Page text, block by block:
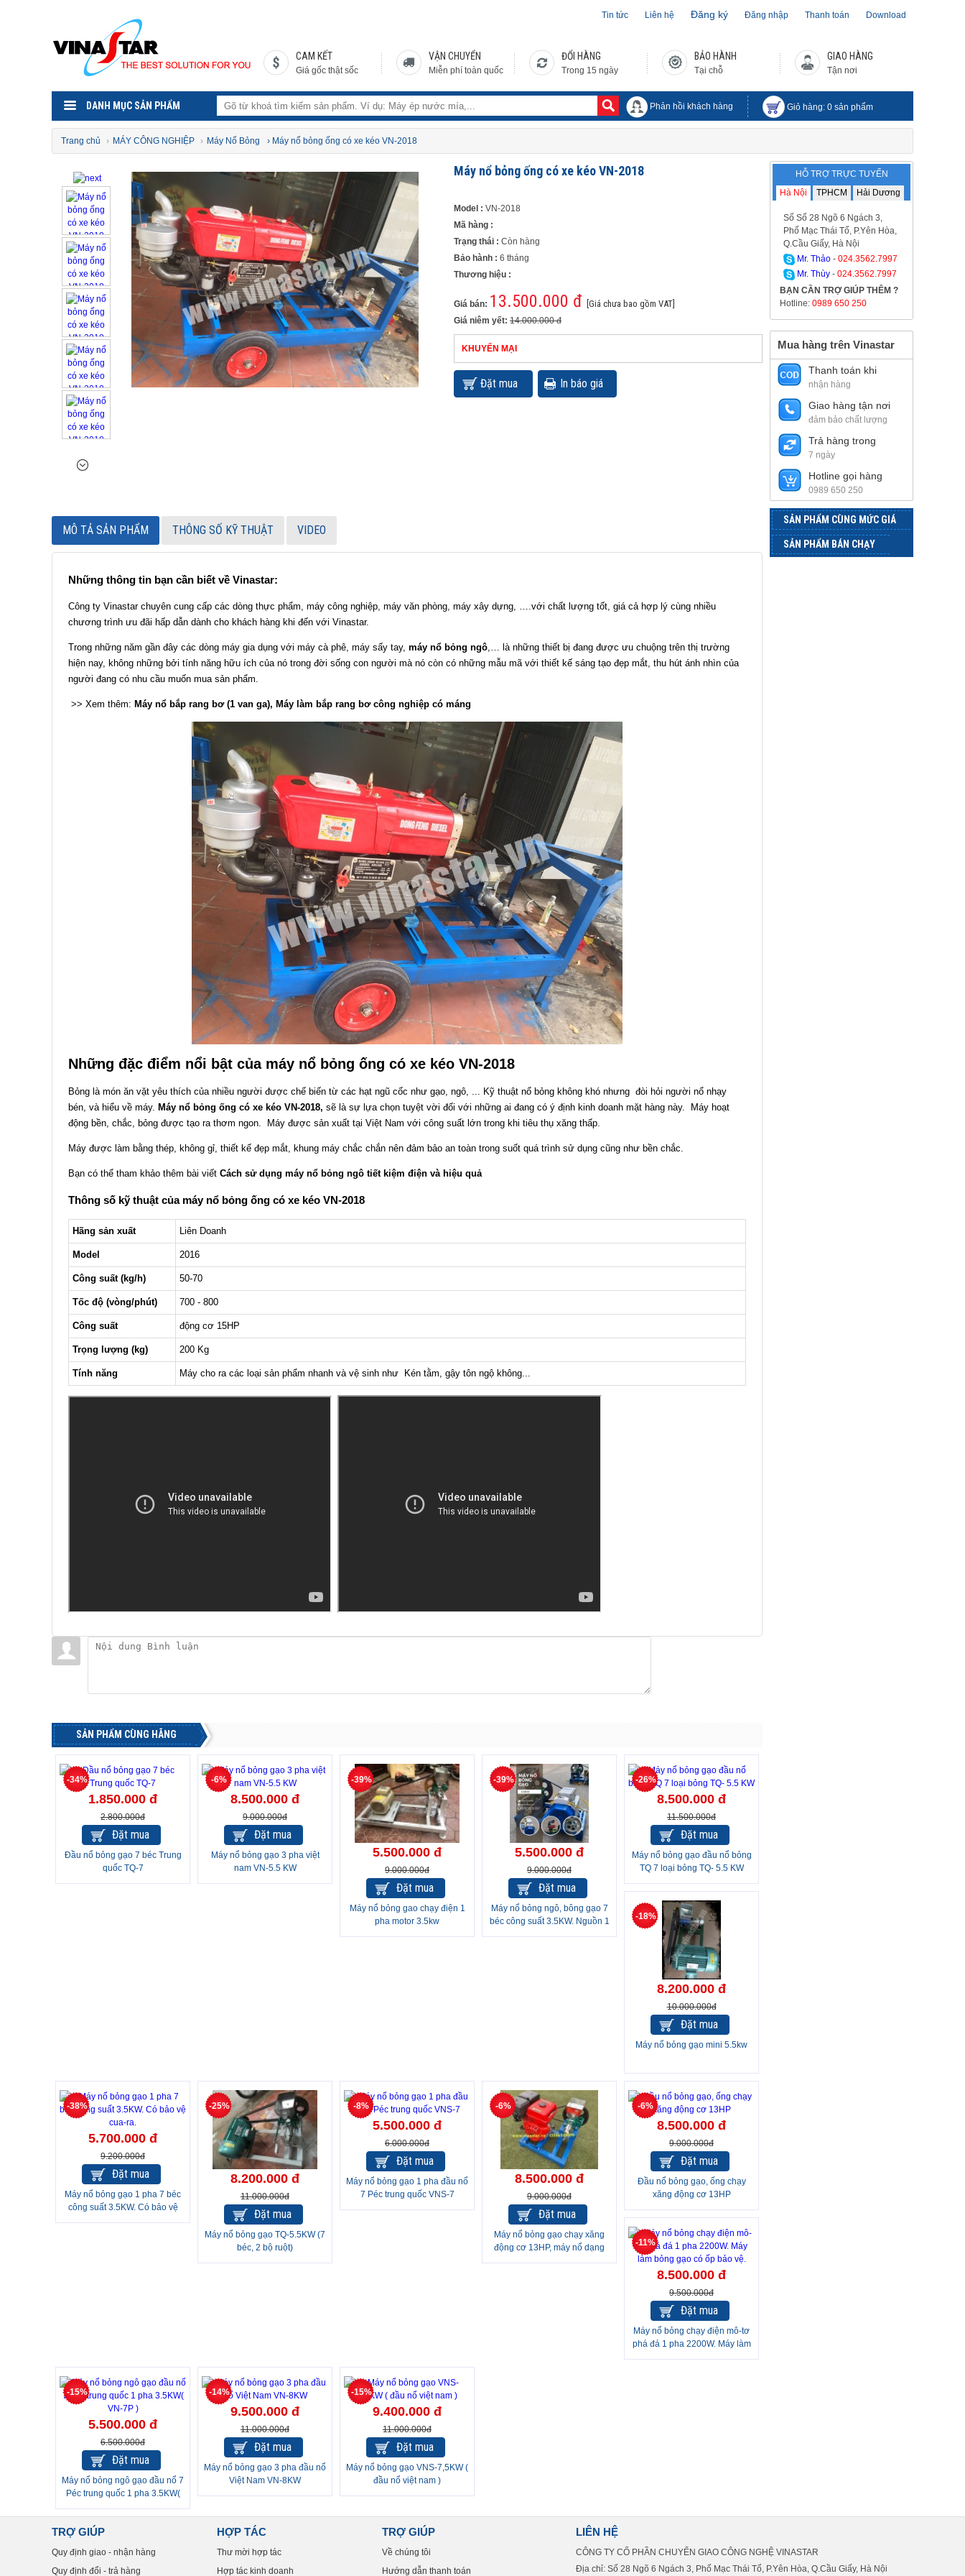
Tin tức Liên hệ Đăng ký Đăng nhập Thanh toán Download
CAM KẾT
Giá gốc thật sốc
VẬN CHUYỂN
Miễn phí toàn quốc
ĐỔI HÀNG
Trong 15 ngày
BẢO HÀNH
Tại chỗ
GIAO HÀNG
Tận nơi
DANH MỤC SẢN PHẨM Phản hồi khách hàng Giỏ hàng: 0 sản phẩm
Trang chủ › MÁY CÔNG NGHIỆP › Máy Nổ Bỏng › Máy nổ bỏng ống có xe kéo VN-2018
Máy nổ bỏng ống có xe kéo VN-2018
Model : VN-2018
Mã hàng :
Trạng thái : Còn hàng
Bảo hành : 6 tháng
Thương hiệu :
Giá bán: 13.500.000 đ [Giá chưa bao gồm VAT]
Giá niêm yết: 14.000.000 đ
KHUYẾN MẠI
Đặt mua In báo giá
MÔ TẢ SẢN PHẨM THÔNG SỐ KỸ THUẬT VIDEO
Những thông tin bạn cần biết về Vinastar:
Công ty Vinastar chuyên cung cấp các dòng thực phẩm, máy công nghiệp, máy văn phòng, máy xây dựng, ….với chất lượng tốt, giá cả hợp lý cùng nhiều
chương trình ưu đãi hấp dẫn dành cho khách hàng khi đến với Vinastar.
Trong những năm gần đây các dòng máy gia dụng với máy cà phê, máy sấy tay, máy nổ bỏng ngô ,… là những thiết bị đang được ưu chuộng trên thị trường
hiện nay, không những bởi tính năng hữu ích của nó trong đời sống con người mà nó còn có những mẫu mã với thiết kế sáng tạo đẹp mắt, thu hút ánh nhìn của
người đang có nhu cầu muốn mua sản phẩm.
>> Xem thêm: Máy nổ bắp rang bơ (1 van ga), Máy làm bắp rang bơ công nghiệp có máng
Những đặc điểm nổi bật của máy nổ bỏng ống có xe kéo VN-2018
Bỏng là món ăn vặt yêu thích của nhiều người được chế biến từ các hạt ngũ cốc như gạo, ngô, ... Kỹ thuật nổ bỏng không khó nhưng đòi hỏi người nổ nhạy
bén, và hiểu về máy. Máy nổ bỏng ống có xe kéo VN-2018, sẽ là sự lựa chọn tuyệt vời đối với những ai đang có ý định kinh doanh mặt hàng này. Máy hoạt
động bền, chắc, bỏng được tạo ra thơm ngon. Máy được sản xuất tại Việt Nam với công suất lớn trong khi tiêu thụ xăng thấp.
Máy được làm bằng thép, không gỉ, thiết kế đẹp mắt, khung máy chắc chắn nên đảm bảo an toàn trong suốt quá trình sử dụng cũng như bền chắc.
Bạn có thể tham khảo thêm bài viết Cách sử dụng máy nổ bỏng ngô tiết kiệm điện và hiệu quả
Thông số kỹ thuật của máy nổ bỏng ống có xe kéo VN-2018
Hãng sản xuất Liên Doanh
Model 2016
Công suất (kg/h) 50-70
Tốc độ (vòng/phút) 700 - 800
Công suất động cơ 15HP
Trọng lượng (kg) 200 Kg
Tính năng Máy cho ra các loại sản phẩm nhanh và vệ sinh như Kén tằm, gậy tôn ngộ không...
SẢN PHẨM CÙNG HÃNG
-34%
1.850.000 đ
2.800.000đ
Đặt mua
Đầu nổ bỏng gạo 7 béc Trung
quốc TQ-7
-6%
8.500.000 đ
9.000.000đ
Đặt mua
Máy nổ bỏng gạo 3 pha việt
nam VN-5.5 KW
-39%
5.500.000 đ
9.000.000đ
Đặt mua
Máy nổ bỏng gao chạy điện 1
pha motor 3.5kw
-39%
5.500.000 đ
9.000.000đ
Đặt mua
Máy nổ bỏng ngô, bông gạo 7
béc công suất 3.5KW. Nguồn 1
pha
-26%
8.500.000 đ
11.500.000đ
Đặt mua
Máy nổ bỏng gạo đầu nổ bỏng
TQ 7 loại bỏng TQ- 5.5 KW
-18%
8.200.000 đ
10.000.000đ
Đặt mua
Máy nổ bỏng gạo mini 5.5kw
-38%
5.700.000 đ
9.200.000đ
Đặt mua
Máy nổ bỏng gạo 1 pha 7 béc
công suất 3.5KW. Có bảo vệ
cua-ra.
-25%
8.200.000 đ
11.000.000đ
Đặt mua
Máy nổ bỏng gạo TQ-5.5KW (7
béc, 2 bộ ruột)
-8%
5.500.000 đ
6.000.000đ
Đặt mua
Máy nổ bỏng gạo 1 pha đầu nổ
7 Péc trung quốc VNS-7
-6%
8.500.000 đ
9.000.000đ
Đặt mua
Máy nổ bỏng gạo chạy xăng
động cơ 13HP, máy nổ dạng
ống, kén tằm đầu nổ 7 béc
-6%
8.500.000 đ
9.000.000đ
Đặt mua
Đầu nổ bỏng gạo, ống chạy
xăng động cơ 13HP
-11%
8.500.000 đ
9.500.000đ
Đặt mua
Máy nổ bỏng chạy điện mô-tơ
phá đá 1 pha 2200W. Máy làm
bỏng gạo có ốp bảo vệ.
-15%
5.500.000 đ
6.500.000đ
Đặt mua
Máy nổ bỏng ngô gạo đầu nổ 7
Péc trung quốc 1 pha 3.5KW(
VN-7P )
-14%
9.500.000 đ
11.000.000đ
Đặt mua
Máy nổ bỏng gạo 3 pha đầu nổ
Việt Nam VN-8KW
-15%
9.400.000 đ
11.000.000đ
Đặt mua
Máy nổ bỏng gạo VNS-7,5KW (
đầu nổ việt nam )
HỖ TRỢ TRỰC TUYẾN
Hà Nội
TPHCM Hải Dương
Số Số 28 Ngõ 6 Ngách 3,
Phố Mạc Thái Tổ, P.Yên Hòa,
Q.Cầu Giấy, Hà Nội
Mr. Thảo - 024.3562.7997
Mr. Thùy - 024.3562.7997
BẠN CẦN TRỢ GIÚP THÊM ?
Hotline: 0989 650 250
Mua hàng trên Vinastar
Thanh toán khi
nhận hàng
Giao hàng tận nơi
đảm bảo chất lượng
Trả hàng trong
7 ngày
Hotline gọi hàng
0989 650 250
SẢN PHẨM CÙNG MỨC GIÁ
SẢN PHẨM BÁN CHẠY
TRỢ GIÚP
Quy định giao - nhận hàng
Quy định đổi - trả hàng
HỢP TÁC
Thư mời hợp tác
Hợp tác kinh doanh
TRỢ GIÚP
Về chúng tôi
Hướng dẫn thanh toán
LIÊN HỆ
CÔNG TY CỔ PHẦN CHUYỂN GIAO CÔNG NGHỆ VINASTAR
Địa chỉ: Số 28 Ngõ 6 Ngách 3, Phố Mạc Thái Tổ, P.Yên Hòa, Q.Cầu Giấy, Hà Nội